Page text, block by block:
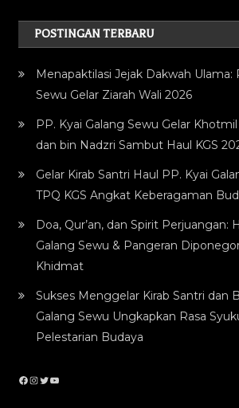
POSTINGAN TERBARU
Menapaktilasi Jejak Dakwah Ulama:
Sewu Gelar Ziarah Wali 2026
PP. Kyai Galang Sewu Gelar
dan bin Nadzri Sambut Haul KGS
Gelar Kirab Santri Haul PP. Kyai
TPQ KGS Angkat Keberagaman
Doa, Qur’an, dan Spirit Perjuangan:
Galang Sewu & Pangeran
Khidmat
Sukses Menggelar Kirab Santri dan
Galang Sewu Ungkapkan Rasa
Pelestarian Budaya
Facebook
Instagram
Twitter
YouTube